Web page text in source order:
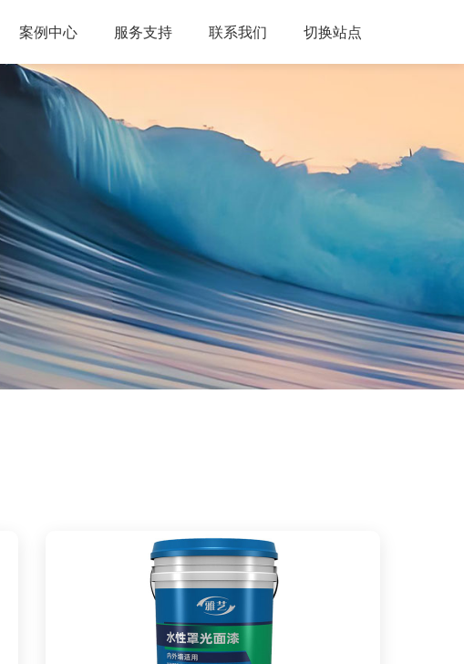
案例中心 服务支持 联系我们 切换站点